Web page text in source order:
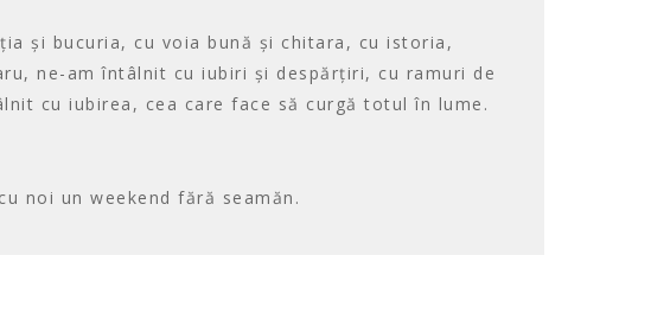
și bucuria, cu voia bună și chitara, cu istoria,
ne-am întâlnit cu iubiri și despărțiri, cu ramuri de
cu iubirea, cea care face să curgă totul în lume.
noi un weekend fără seamăn.